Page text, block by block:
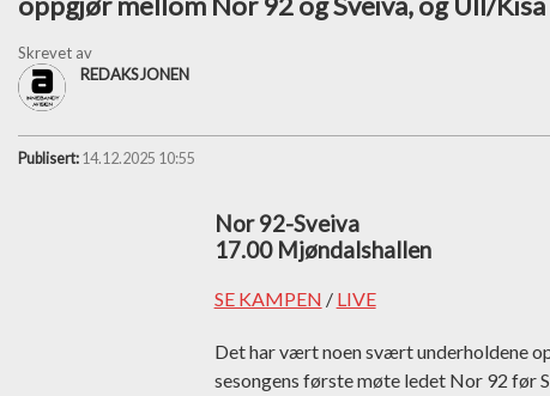
Skrevet av
REDAKSJONEN
Publisert: 14.12.2025 10:55
Nor 92-Sveiva
17.00 Mjøndalshallen
SE KAMPEN / LIVE
Det har vært noen svært underholdene
sesongens første møte ledet Nor 92 før